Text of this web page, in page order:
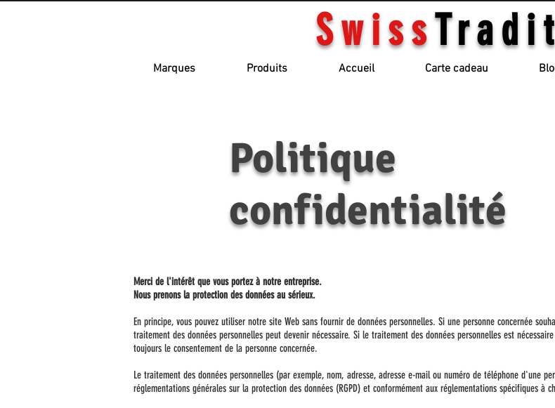
Swiss
Marques Produits Accueil Carte cadeau
©Copyright
confidentialité
Merci de l'intérêt que vous portez à notre entreprise.
Nous prenons la protection des données au sérieux.
En principe, vous pouvez utiliser notre site Web sans fournir de données personnelles. Si une personne concernée
traitement des données personnelles peut devenir nécessaire. Si le traitement des données personnelles est
toujours le consentement de la personne concernée.
Le traitement des données personnelles (par exemple, nom, adresse, adresse e-mail ou numéro de téléphone d'une
réglementations générales sur la protection des données (RGPD) et conformément aux réglementations spécifiques à